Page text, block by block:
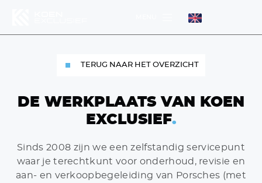
MENU
TERUG NAAR HET OVERZICHT
DE WERKPLAATS VAN KOEN
EXCLUSIEF.
Sinds 2008 zijn we een zelfstandig servicepunt
waar je terechtkunt voor onderhoud, revisie en
aan- en verkoopbegeleiding van Porsches (met